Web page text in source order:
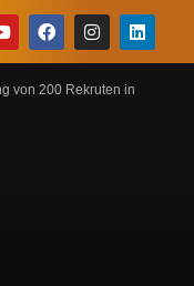
von 200 Rekruten in